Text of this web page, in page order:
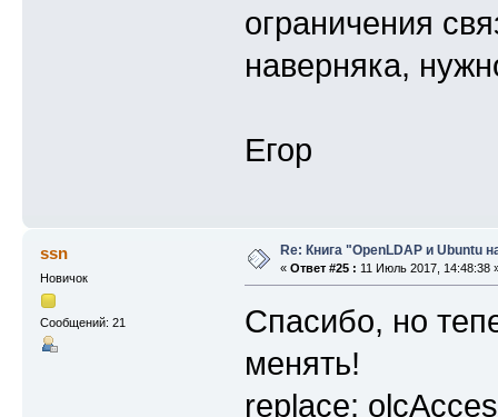
ограничения
наверняка,
Егор
ssn
Новичок
Сообщений: 21
Re: Книга "OpenLDAP и Ubuntu
« Ответ #25 : 11 Июль 2017, 14:48:38
Спасибо, но
менять!
replace: